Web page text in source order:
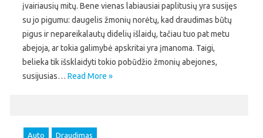
įvairiausių mitų. Bene vienas labiausiai paplitusių yra susijęs
su jo pigumu: daugelis žmonių norėtų, kad draudimas būtų
pigus ir nepareikalautų didelių išlaidų, tačiau tuo pat metu
abejoja, ar tokia galimybė apskritai yra įmanoma. Taigi,
belieka tik išsklaidyti tokio pobūdžio žmonių abejones,
susijusias… Read More »
Auto Draudimas